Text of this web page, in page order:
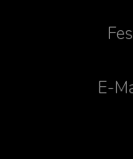
E-